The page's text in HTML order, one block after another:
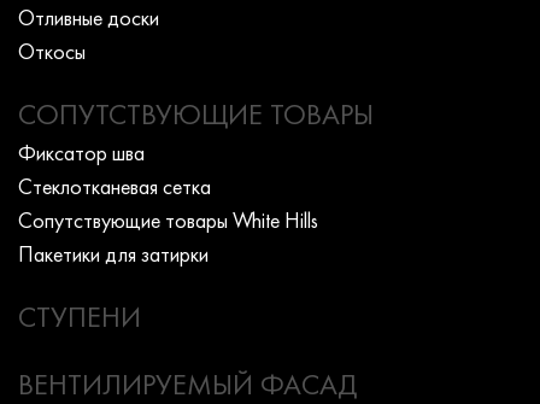
Отливные доски
Откосы
СОПУТСТВУЮЩИЕ ТОВАРЫ
Фиксатор шва
Стеклотканевая сетка
Сопутствующие товары White Hills
Пакетики для затирки
СТУПЕНИ
ВЕНТИЛИРУЕМЫЙ ФАСАД